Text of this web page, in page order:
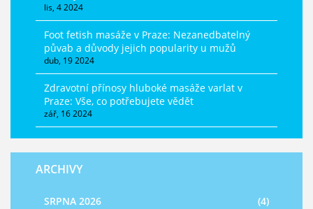
lis, 4 2024
Foot fetish masáže v Praze: Nezanedbatelný
půvab a důvody jejich popularity u mužů
dub, 19 2024
Zdravotní přínosy hluboké masáže varlat v
Praze: Vše, co potřebujete vědět
zář, 16 2024
ARCHIVY
SRPNA 2026
(4)